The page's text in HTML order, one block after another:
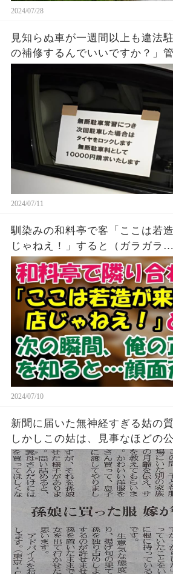
2024/07/28
見知らぬ車が一週間以上も違法
の補修するんでいいですか？」
→車に毛布とブルーシート被せ
2024/07/11
馴染みの和料亭で客「ここは若
じゃねえ！」すると（ガラガラ
ゃい」客「あ！社長！」→社長
い？」→俺の正体を知った結果
2024/07/10
新聞に届いた無神経すぎる姑の
しかしこの姑は、見事なほどの
とに・・・